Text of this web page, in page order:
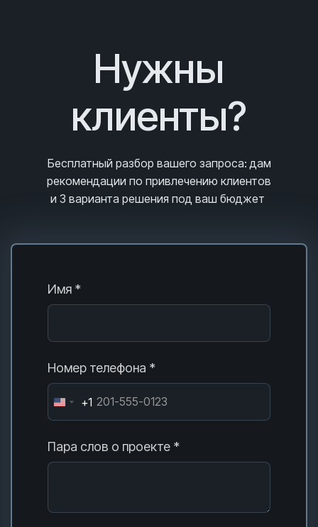
Нужны
клиенты?
Бесплатный разбор вашего запроса: дам
рекомендации по привлечению клиентов
и 3 варианта решения под ваш бюджет
Имя *
Номер телефона *
+1
Пара слов о проекте *